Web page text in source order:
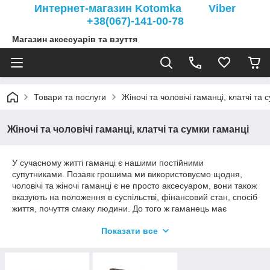
Интернет-магазин Kotomka Viber
+38(067)-141-00-78
Магазин аксесуарів та взуття
Товари та послуги Жіночі та чоловічі гаманці, клатчі та
Жіночі та чоловічі гаманці, клатчі та сумки гаманці
У сучасному житті гаманці є нашими постійними
супутниками. Позаяк грошима ми використовуємо щодня,
чоловічі та жіночі гаманці є не просто аксесуаром, вони також
вказують на положення в суспільстві, фінансовий стан, спосіб
життя, почуття смаку людини. До того ж гаманець має
Показати все